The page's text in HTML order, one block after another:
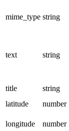
mime_type string
text string
title
string
latitude
number
longitude
number